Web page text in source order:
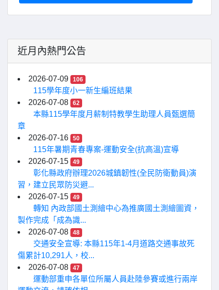
近月內熱門公告
2026-07-09 106
115學年度小一新生編班結果
2026-07-08
62
本縣115學年度月薪制特教學生助理人員甄選簡
章
2026-07-16
50
115年暑期青春專案-運動安全(抗高溫)宣導
2026-07-15
49
彰化縣政府辦理2026城鎮韌性(全民防衛動員)演
習，建立民眾防災避...
2026-07-15
49
轉知 內政部國土測繪中心為推廣國土測繪圖資，
製作完成「成為識...
2026-07-08
48
交通安全宣導: 本縣115年1-4月道路交通事故死
傷累計10,291人，校...
2026-07-08
47
運動部重申各單位所屬人員赴陸參賽或進行兩岸